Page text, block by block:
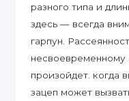
разного типа и
здесь — всегда
гарпун.
несвоевременному
произойдет. когда
зацеп может